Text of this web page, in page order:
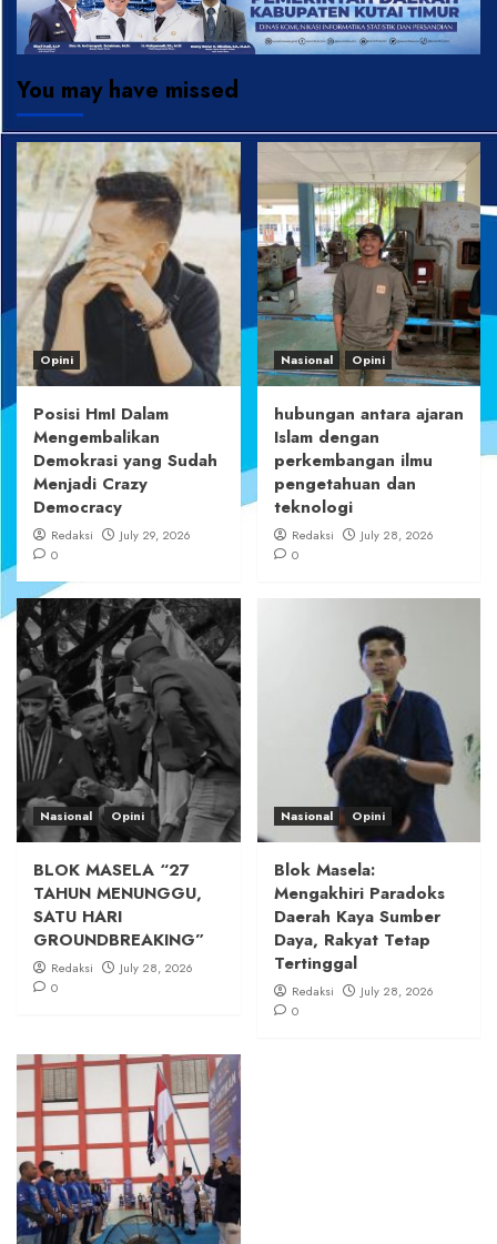
You may have missed
Opini
Posisi HmI Dalam
Mengembalikan
Demokrasi yang Sudah
Menjadi Crazy
Democracy
Redaksi
July 29, 2026
0
Nasional Opini
hubungan antara ajaran
Islam dengan
perkembangan ilmu
pengetahuan dan
teknologi
Redaksi
July 28, 2026
0
Nasional Opini
BLOK MASELA “27
TAHUN MENUNGGU,
SATU HARI
GROUNDBREAKING”
Redaksi
July 28, 2026
0
Nasional Opini
Blok Masela:
Mengakhiri Paradoks
Daerah Kaya Sumber
Daya, Rakyat Tetap
Tertinggal
Redaksi
July 28, 2026
0